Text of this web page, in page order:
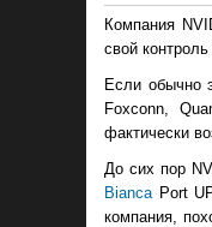
Компания
свой
Если обычно
Foxconn,
фактически
До сих пор
Bianca Port
компания,